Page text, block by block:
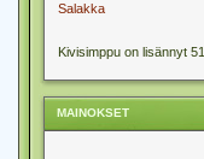
Salakka
Kivisimppu on lisännyt
MAINOKSET